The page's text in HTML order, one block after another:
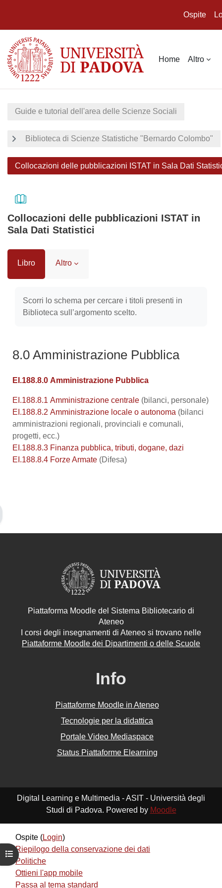
Ospite
Home Altro
Apri indice del corso
Guide e tutorial dell'area delle Scienze Sociali
Biblioteca di Scienze Statistiche "Bernardo Colombo"
Collocazioni delle pubblicazioni ISTAT in Sala Dati
Collocazioni delle pubblicazioni ISTAT in
Sala Dati Statistici
Libro Altro
Scorri lo schema per cercare i titoli presenti in
Biblioteca sull’argomento scelto.
8.0 Amministrazione Pubblica
EI.188.8.0 Amministrazione Pubblica
EI.188.8.1 Amministrazione centrale (bilanci, personale)
EI.188.8.2 Amministrazione locale o autonoma (bilanci
amministrazioni regionali, provinciali e comunali,
progetti, ecc.)
EI.188.8.3 Finanza pubblica, tributi, dogane, dazi
EI.188.8.4 Forze Armate (Difesa)
Piattaforma Moodle del Sistema Bibliotecario di
Ateneo
I corsi degli insegnamenti di Ateneo si trovano nelle
Piattaforme Moodle dei Dipartimenti o delle Scuole
Info
Piattaforme Moodle in Ateneo
Tecnologie per la didattica
Portale Video Mediaspace
Status Piattaforme Elearning
Digital Learning e Multimedia - ASIT - Università degli
Studi di Padova. Powered by Moodle
Ospite (Login)
Riepilogo della conservazione dei dati
Politiche
Ottieni l'app mobile
Passa al tema standard